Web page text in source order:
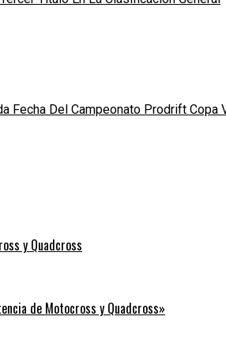
Fecha Del Campeonato Prodrift Copa
y Quadcross
de Motocross y Quadcross»